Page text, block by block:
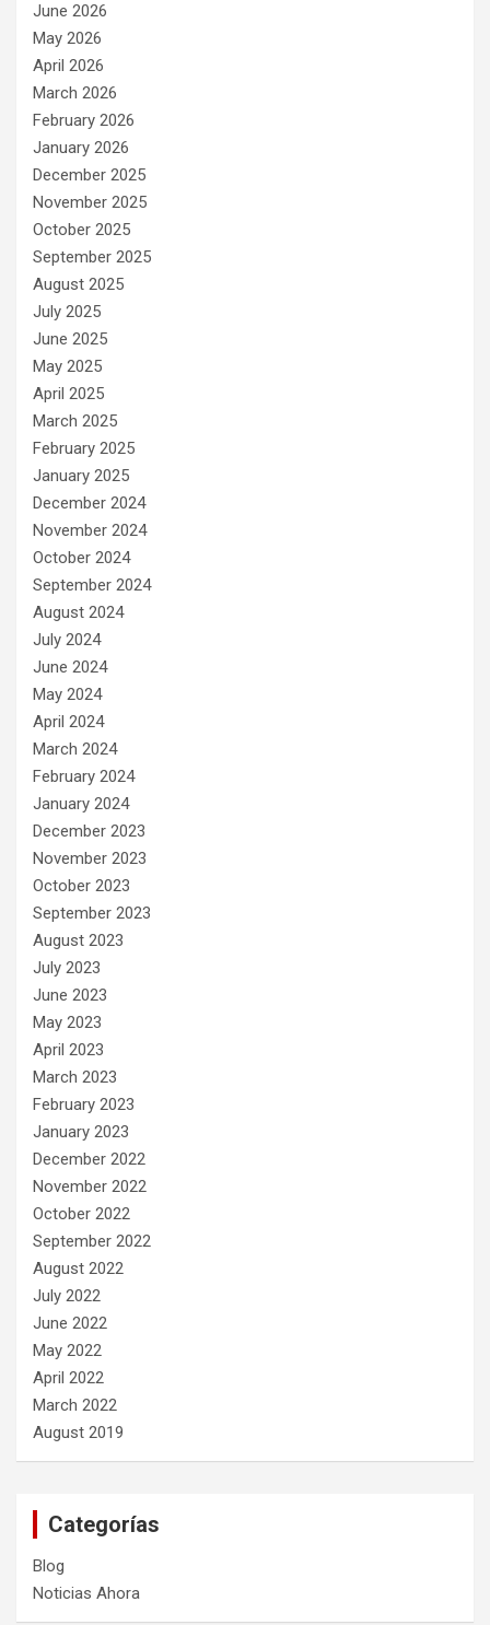
June 2026
May 2026
April 2026
March 2026
February 2026
January 2026
December 2025
November 2025
October 2025
September 2025
August 2025
July 2025
June 2025
May 2025
April 2025
March 2025
February 2025
January 2025
December 2024
November 2024
October 2024
September 2024
August 2024
July 2024
June 2024
May 2024
April 2024
March 2024
February 2024
January 2024
December 2023
November 2023
October 2023
September 2023
August 2023
July 2023
June 2023
May 2023
April 2023
March 2023
February 2023
January 2023
December 2022
November 2022
October 2022
September 2022
August 2022
July 2022
June 2022
May 2022
April 2022
March 2022
August 2019
Categorías
Blog
Noticias Ahora